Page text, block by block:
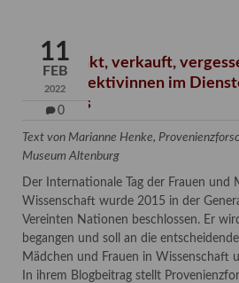
11
FEB
2022
0
Verschenkt, verkauft,
Kunstdetektivinnen im
Museums
Text von Marianne Henke,
Museum Altenburg
Der Internationale Tag der Frauen und
Wissenschaft wurde 2015 in der
Vereinten Nationen beschlossen. Er
begangen und soll an die
Mädchen und Frauen in Wissenschaft
In ihrem Blogbeitrag stellt